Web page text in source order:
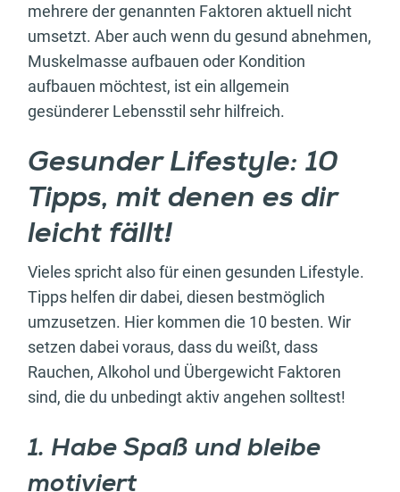
mehrere der genannten Faktoren aktuell nicht
umsetzt. Aber auch wenn du gesund abnehmen,
Muskelmasse aufbauen oder Kondition
aufbauen möchtest, ist ein allgemein
gesünderer Lebensstil sehr hilfreich.
Gesunder Lifestyle: 10
Tipps, mit denen es dir
leicht fällt!
Vieles spricht also für einen gesunden Lifestyle.
Tipps helfen dir dabei, diesen bestmöglich
umzusetzen. Hier kommen die 10 besten. Wir
setzen dabei voraus, dass du weißt, dass
Rauchen, Alkohol und Übergewicht Faktoren
sind, die du unbedingt aktiv angehen solltest!
1. Habe Spaß und bleibe
motiviert